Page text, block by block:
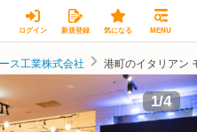
ログイン 新規登録 気になる MENU
ス工業株式会社 港町のイタリアン
会社 1/4